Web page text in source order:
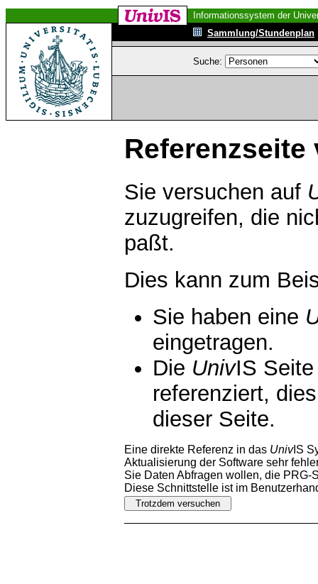
Informationssystem der
Sammlung/Stundenplan
Suche:
Referenzseite
Sie versuchen auf
zuzugreifen, die
paßt.
Dies kann zum
Sie haben eine
eingetragen.
Die UnivIS
referenziert,
dieser Seite.
Eine direkte Referenz in das UnivIS
Aktualisierung der Software sehr
Sie Daten Abfragen wollen, die PRG-
Diese Schnittstelle ist im